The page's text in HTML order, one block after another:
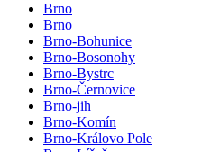
Brno
Brno
Brno-Bohunice
Brno-Bosonohy
Brno-Bystrc
Brno-Černovice
Brno-jih
Brno-Komín
Brno-Královo Pole